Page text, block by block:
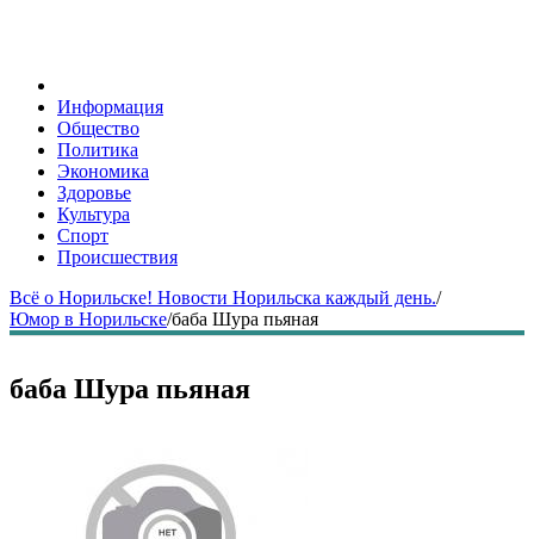
Информация
Общество
Политика
Экономика
Здоровье
Культура
Спорт
Происшествия
Всё о Норильске! Новости Норильска каждый день./
Юмор в Норильске/баба Шура пьяная
баба Шура пьяная